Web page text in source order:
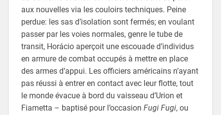
aux nouvelles via les couloirs techniques. Peine
perdue: les sas d’isolation sont fermés; en voulant
passer par les voies normales, genre le tube de
transit, Horácio aperçoit une escouade d’individus
en armure de combat occupés à mettre en place
des armes d’appui. Les officiers américains n’ayant
pas réussi à entrer en contact avec leur flotte, tout
le monde évacue à bord du vaisseau d’Urion et
Fiametta – baptisé pour l’occasion Fugi Fugi, ou